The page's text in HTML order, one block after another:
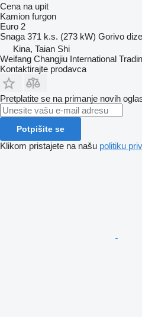
Cena na upit
Kamion furgon
Euro 2
Snaga 371 k.s. (273 kW) Gorivo
Kina, Taian Shi
Weifang Changjiu International
Kontaktirajte prodavca
Pretplatite se na primanje novih
Potpišite se
Klikom pristajete na našu politiku